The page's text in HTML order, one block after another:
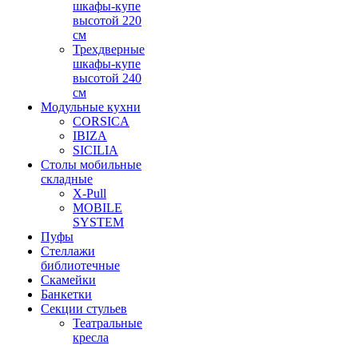
шкафы-купе
высотой 220
см
Трехдверные
шкафы-купе
высотой 240
см
Модульные кухни
CORSICA
IBIZA
SICILIA
Столы мобильные
складные
X-Pull
MOBILE
SYSTEM
Пуфы
Стеллажи
библиотечные
Скамейки
Банкетки
Секции стульев
Театральные
кресла